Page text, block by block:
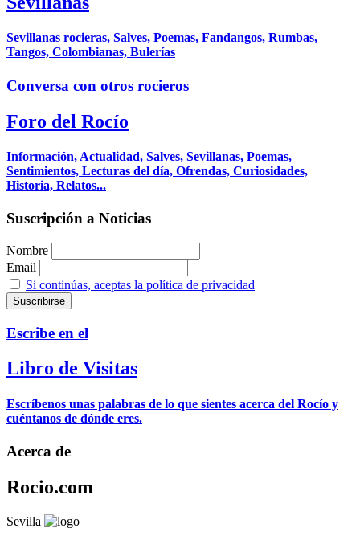
Sevillanas rocieras, Salves, Poemas, Fandangos, Rumbas,
Tangos, Colombianas, Bulerías
Conversa con otros rocieros
Foro del Rocío
Información, Actualidad, Salves, Sevillanas, Poemas,
Sentimientos, Lecturas del día, Ofrendas, Curiosidades,
Historia, Relatos...
Suscripción a Noticias
Nombre
Email
Si continúas, aceptas la política de privacidad
Escribe en el
Libro de Visitas
Escríbenos unas palabras de lo que sientes acerca del Rocío y
cuéntanos de dónde eres.
Acerca de
Rocio.com
Sevilla